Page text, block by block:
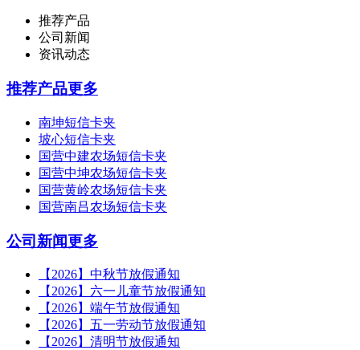
推荐产品
公司新闻
资讯动态
推荐产品更多
南坤短信卡夹
坡心短信卡夹
国营中建农场短信卡夹
国营中坤农场短信卡夹
国营黄岭农场短信卡夹
国营南吕农场短信卡夹
公司新闻更多
【2026】中秋节放假通知
【2026】六一儿童节放假通知
【2026】端午节放假通知
【2026】五一劳动节放假通知
【2026】清明节放假通知